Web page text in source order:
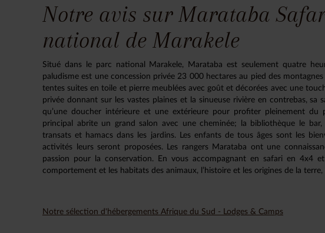
Notre avis sur Marataba
national de Marakele
Situé dans le parc national Marakele, Marataba est seulement quatre
paludisme est une concession privée 23 000 hectares au pied des
tentes suites en toile et pierre meublées avec goût et décorées avec une
privée donnant sur les vastes plaines et la sinueuse rivière en contrebas, sa
qu’une doucher intérieure et une extérieure pour profiter pleinement du
principal abrite un grand salon avec une cheminée; la bibliothèque le
transats et hamacs dans les jardins. Les enfants de tous âges sont les
activités leurs seront proposées. Les rangers Marataba ont une
passion pour la conservation. En vous accompagnant en safari en 4x4
comportement et les habitats des animaux, l’histoire et les origines de la
Notre sélection d'hébergements Afrique du Sud - Lodges & Camps